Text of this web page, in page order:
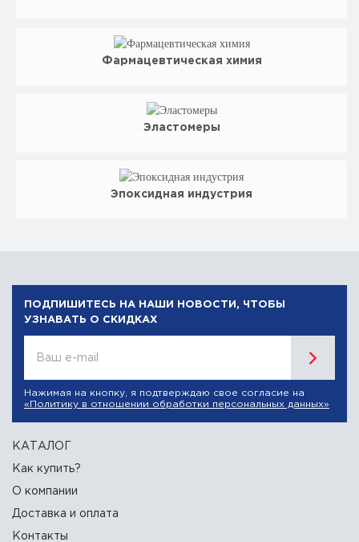
Фармацевтическая химия
Эластомеры
Эпоксидная индустрия
ПОДПИШИТЕСЬ НА НАШИ НОВОСТИ, ЧТОБЫ
УЗНАВАТЬ О СКИДКАХ
Ваш e-mail
Нажимая на кнопку, я подтверждаю свое согласие на
«Политику в отношении обработки персональных данных»
КАТАЛОГ
Как купить?
О компании
Доставка и оплата
Контакты